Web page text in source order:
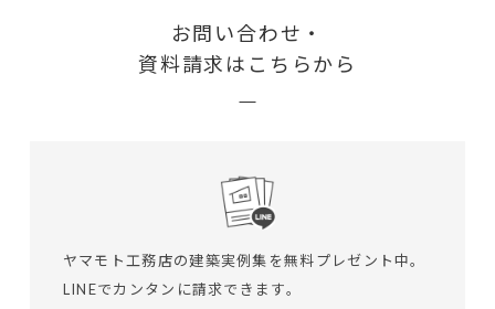
お問い合わせ・
資料請求はこちらから
ヤマモト工務店の建築実例集を無料プレゼント中。
LINEでカンタンに請求できます。